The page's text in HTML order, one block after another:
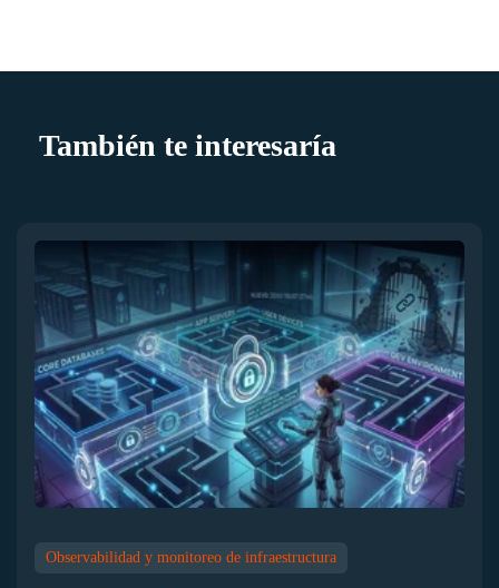
También te interesaría
Observabilidad y monitoreo de infraestructura